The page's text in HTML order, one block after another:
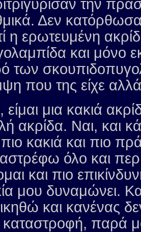
την
Δεν
η ερωτευμένη
και μόνο
των
που της είχε
είμαι μια κακιά
ακρίδα. Ναι, και
πιο κακιά και πιο
όλο και
και πιο
μου δυναμώνει.
και κανένας
καταστροφή, παρά